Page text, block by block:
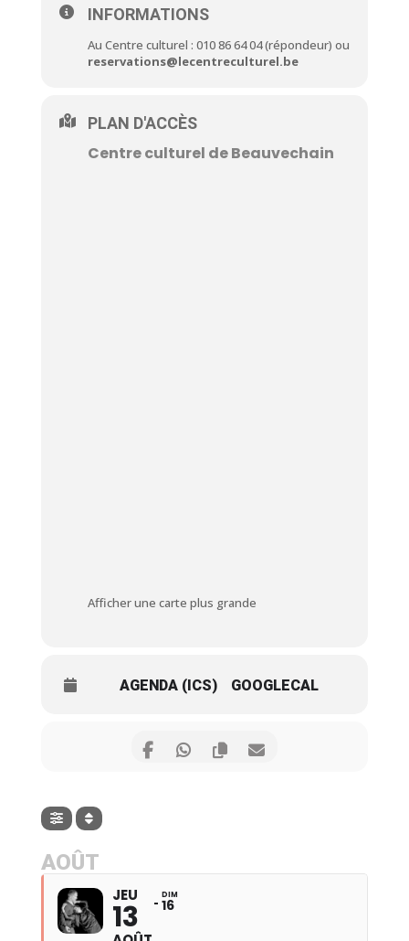
INFORMATIONS
Au Centre culturel : 010 86 64 04 (répondeur) ou
reservations@lecentreculturel.be
PLAN D'ACCÈS
Centre culturel de Beauvechain
Afficher une carte plus grande
AGENDA (ICS) GOOGLECAL
AOÛT
JEU
13
DIM
16